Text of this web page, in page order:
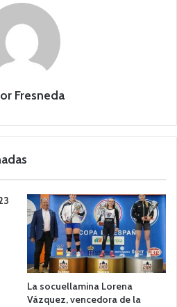
Fresneda
La socuellamina Lorena
Vázquez, vencedora de la